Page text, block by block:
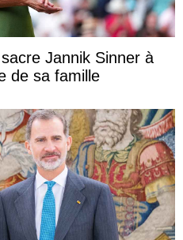
Jannik Sinner à
de sa famille